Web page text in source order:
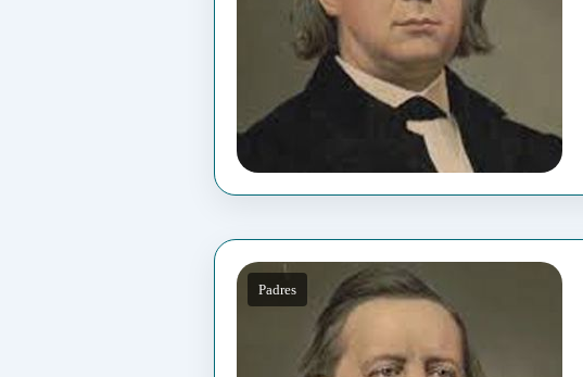
Padres